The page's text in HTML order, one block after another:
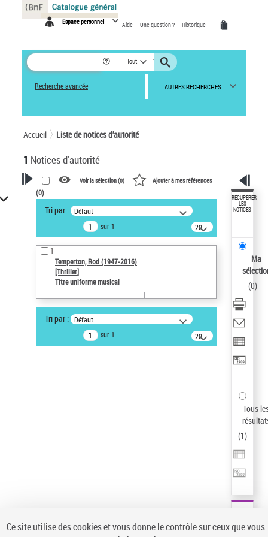
Espace personnel Aide Une question ? Historique
Tout
Recherche avancée AUTRES RECHERCHES
Accueil Liste de notices d’autorité
1 Notices d'autorité
VOTRE RECHERCHE
Recherche avancée dans les
notices d’autorité
Œuvres liées à l'auteur :
Temperton, Rod (1947-2016)
Auteur d’œuvre
Temperton, Rod (1947-2016)
Type de notice d'autorité
Pays
Voir la sélection (0) Ajouter à mes références
(0)
Tri par : Défaut
sur 1
20
résultats/page
1
Temperton, Rod (1947-2016)
[Thriller]
Titre uniforme musical
Tri par : Défaut
sur 1
20
résultats/page
RÉCUPÉRER
LES
NOTICES
Ma
(0)
Tous
(1)
Panneau de gestion des cookies
Ce site utilise des cookies et vous donne le contrôle sur ceux que vous